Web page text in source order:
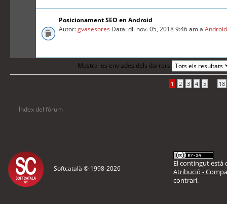
Posicionament SEO en Android
Autor:gvasesores Data: dl. nov. 05, 2018 9:46 am aAndroid
Mostra les entrades dels darrers
1 2 3 4 5 18
Índex del fòrum
Softcatalà © 1998-2026
El contingut està
Atribució -
contrari.